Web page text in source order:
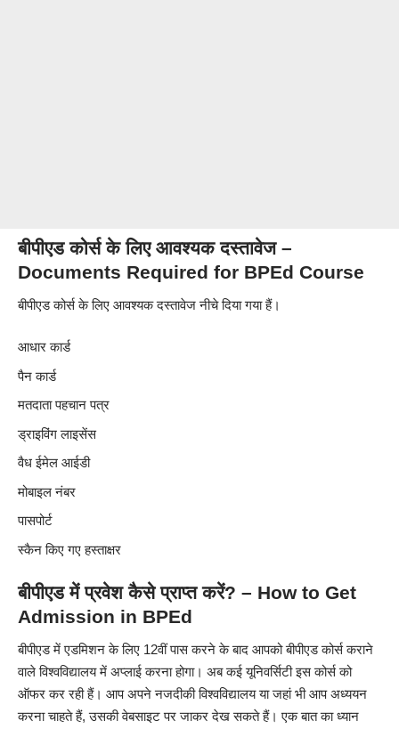
बीपीएड कोर्स के लिए आवश्यक दस्तावेज –
Documents Required for BPEd Course
बीपीएड कोर्स के लिए आवश्यक दस्तावेज नीचे दिया गया हैं।
आधार कार्ड
पैन कार्ड
मतदाता पहचान पत्र
ड्राइविंग लाइसेंस
वैध ईमेल आईडी
मोबाइल नंबर
पासपोर्ट
स्कैन किए गए हस्ताक्षर
बीपीएडमें प्रवेश कैसे प्राप्त करें? – How to Get
Admission in BPEd
बीपीएड में एडमिशन के लिए 12वीं पास करने के बाद आपको बीपीएड कोर्स कराने
वाले विश्वविद्यालय में अप्लाई करना होगा। अब कई यूनिवर्सिटी इस कोर्स को
ऑफर कर रही हैं। आप अपने नजदीकी विश्वविद्यालय या जहां भी आप अध्ययन
करना चाहते हैं, उसकी वेबसाइट पर जाकर देख सकते हैं। एक बात का ध्यान